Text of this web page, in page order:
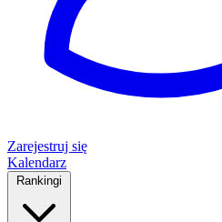
Zarejestruj się
Kalendarz
Rankingi